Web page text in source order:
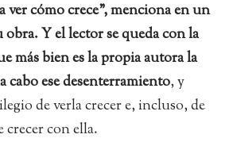
ver cómo crece”, menciona en un
Y el lector se queda con la
más bien es la propia autora la
cabo ese desenterramiento, y
de verla crecer e, incluso, de
con ella.